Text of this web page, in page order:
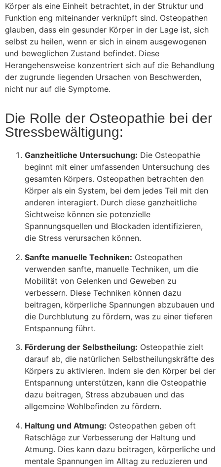
Körper als eine Einheit betrachtet, in der Struktur und
Funktion eng miteinander verknüpft sind. Osteopathen
glauben, dass ein gesunder Körper in der Lage ist, sich
selbst zu heilen, wenn er sich in einem ausgewogenen
und beweglichen Zustand befindet. Diese
Herangehensweise konzentriert sich auf die Behandlung
der zugrunde liegenden Ursachen von Beschwerden,
nicht nur auf die Symptome.
Die Rolle der Osteopathie bei der
Stressbewältigung:
Ganzheitliche Untersuchung: Die Osteopathie
beginnt mit einer umfassenden Untersuchung des
gesamten Körpers. Osteopathen betrachten den
Körper als ein System, bei dem jedes Teil mit den
anderen interagiert. Durch diese ganzheitliche
Sichtweise können sie potenzielle
Spannungsquellen und Blockaden identifizieren,
die Stress verursachen können.
Sanfte manuelle Techniken: Osteopathen
verwenden sanfte, manuelle Techniken, um die
Mobilität von Gelenken und Geweben zu
verbessern. Diese Techniken können dazu
beitragen, körperliche Spannungen abzubauen und
die Durchblutung zu fördern, was zu einer tieferen
Entspannung führt.
Förderung der Selbstheilung: Osteopathie zielt
darauf ab, die natürlichen Selbstheilungskräfte des
Körpers zu aktivieren. Indem sie den Körper bei der
Entspannung unterstützen, kann die Osteopathie
dazu beitragen, Stress abzubauen und das
allgemeine Wohlbefinden zu fördern.
Haltung und Atmung: Osteopathen geben oft
Ratschläge zur Verbesserung der Haltung und
Atmung. Dies kann dazu beitragen, körperliche und
mentale Spannungen im Alltag zu reduzieren und